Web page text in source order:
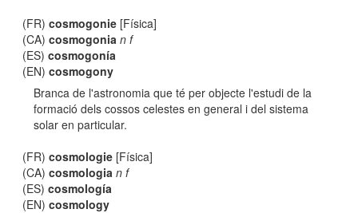
(FR)cosmogonie [Física]
(CA)cosmogonia n f
(ES)cosmogonía
(EN)cosmogony
Branca de l'astronomia que té per objecte l'estudi de la
formació dels cossos celestes en general i del sistema
solar en particular.
(FR)cosmologie [Física]
(CA)cosmologia n f
(ES)cosmología
(EN)cosmology